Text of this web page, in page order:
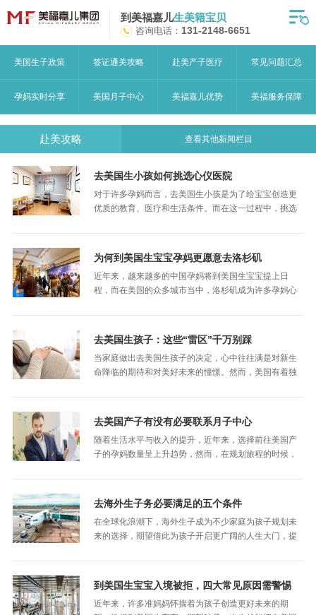
到美福嘉儿生美籍宝贝
咨询电话： 131-2148-6651
美国生子政策 签证通关攻略 赴美产子医疗 常见问题汇总
孕妈实时分享 美国月子中心 美福嘉儿优势 美福服务保障
赴美攻略 查看其他新闻栏目
去美国生小孩如何挑选心仪医院
对于许多孕妈而言，去美国生小孩是为了给宝宝创造更
优质的教育、医疗和生活条件。而在这一过程中，挑选
全，也影响着整个生娃体验，下面本文将从环境、距…
为何到美国生宝宝孕妈更愿意去洛杉矶
近年来，越来越多的中国孕妈将到美国生宝宝提上日
程，而在美国的众多城市当中，洛杉矶成为许多孕妈心
生宝宝孕妈更愿意去洛杉矶呢？有关这个问题，下面…
去美国生孩子：这些“雷区”千万别踩
当家庭做出去美国生孩子的决定，心中往往满是对新生
命降临的期待和对美好未来的憧憬。然而，美国有着独
忽视的雷区。为了确保这段跨国孕育之旅平安顺利…
去美国产子有没有必要联系月子中心
随着生活水平与收入的提升，近年来，选择前往美国产
子的孕妈数量呈上升趋势，然而，在规划旅程的时候，
没有必要联系月子中心？或者可以选择自由行？美…
去海外生子务必要满足的五个条件
在全球化浪潮下，海外生子成为不少家庭为孩子规划未
来的选择，期望借此为孩子开启更广阔的人生大门，提
就，需要具备一系列关键性的条件才行，那么，接下…
到美国生宝宝入境被拒，四大常见原因需警惕
近年来，许多准妈妈怀揣着为孩子创造更好未来的期
首页
月子中心服务
宝妈见证
赴美攻略
关于美福嘉儿